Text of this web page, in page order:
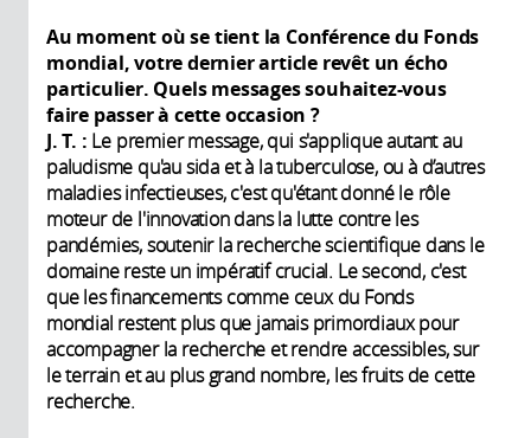
Au moment où se tient la Conférence du Fonds
mondial, votre dernier article revêt un écho
particulier. Quels messages souhaitez-vous
faire passer à cette occasion ?
J. T. : Le premier message, qui s'applique autant au
paludisme qu'au sida et à la tuberculose, ou à d’autres
maladies infectieuses, c'est qu'étant donné le rôle
moteur de l'innovation dans la lutte contre les
pandémies, soutenir la recherche scientifique dans le
domaine reste un impératif crucial. Le second, c'est
que les financements comme ceux du Fonds
mondial restent plus que jamais primordiaux pour
accompagner la recherche et rendre accessibles, sur
le terrain et au plus grand nombre, les fruits de cette
recherche.